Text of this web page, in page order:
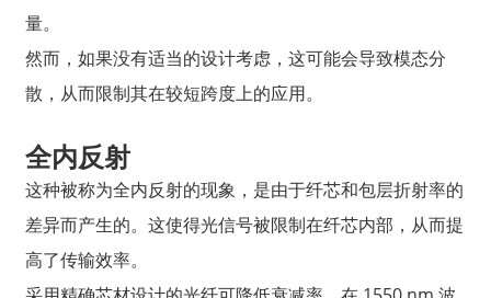
量。
然而，如果没有适当的设计考虑，这可能会导致模态分
散，从而限制其在较短跨度上的应用。
全内反射
这种被称为全内反射的现象，是由于纤芯和包层折射率的
差异而产生的。这使得光信号被限制在纤芯内部，从而提
高了传输效率。